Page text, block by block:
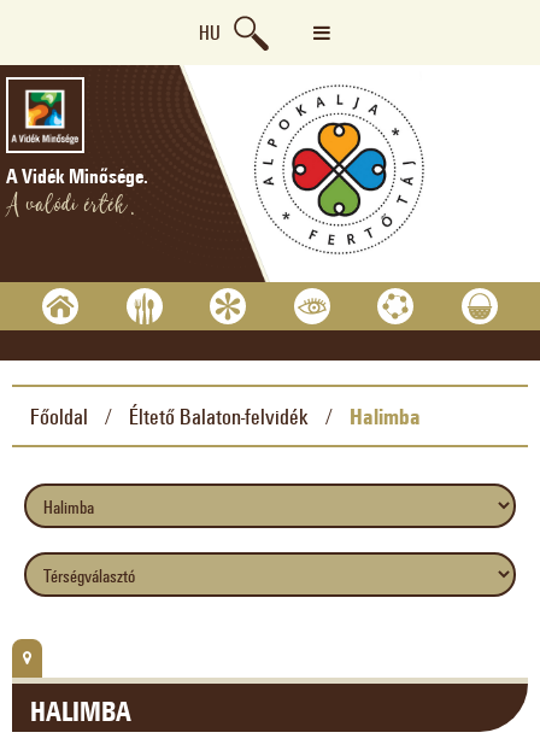
HU
A Vidék Minősége.
A valódi érték.
Főoldal / Éltető Balaton-felvidék / Halimba
HALIMBA